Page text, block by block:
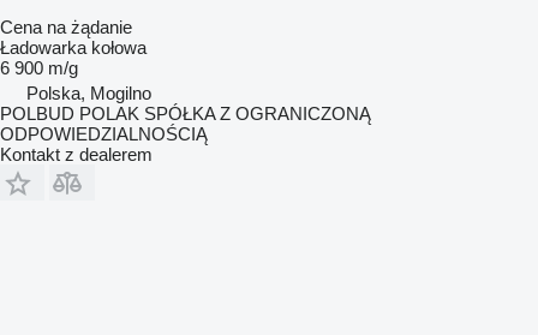
Cena na żądanie
Ładowarka kołowa
6 900 m/g
Polska, Mogilno
POLBUD POLAK SPÓŁKA Z OGRANICZONĄ
ODPOWIEDZIALNOŚCIĄ
Kontakt z dealerem